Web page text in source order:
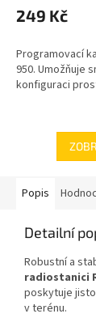
produktu
je
z
5
hvězdiček.
249 Kč
Programovací
950. Umožňuje
konfiguraci
Popis
Detailní
Robustní a
radiostanici
poskytuje
v terénu.